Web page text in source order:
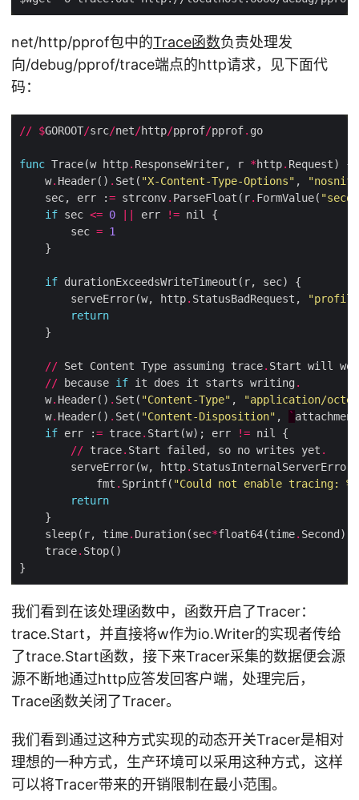
net/http/pprof包中的Trace函数负责处理发
向/debug/pprof/trace端点的http请求，见下面代
码：
// $GOROOT/src/net/http/pprof/pprof.
func Trace(w http. ResponseWriter, r *http.
    w
. Header() . Set( "X-Content-Type-Options" ,
    sec, err :
= strconv. ParseFloat(r. FormValue(
if sec <= 0 err !=
        sec
= 1
if
        serveError(w, http
. StatusBadRequest,
"profile
return
// Set Content Type assuming trace.
// because if it does it starts writing .
    w
. Header() . Set( "Content-Type" ,
"application/
    w
. Header() . Set( "Content-Disposition" , `
if err := trace. Start(w); err !=
// trace. Start failed, so no writes yet .
        serveError(w, http
.
            fmt
. Sprintf( "Could not enable tracing: %s
return
    sleep(r, time
. Duration(sec*float64(time.
    trace
.
我们看到在该处理函数中，函数开启了Tracer：
trace.Start，并直接将w作为io.Writer的实现者传给
了trace.Start函数，接下来Tracer采集的数据便会源
源不断地通过http应答发回客户端，处理完后，
Trace函数关闭了Tracer。
我们看到通过这种方式实现的动态开关Tracer是相对
理想的一种方式，生产环境可以采用这种方式，这样
可以将Tracer带来的开销限制在最小范围。